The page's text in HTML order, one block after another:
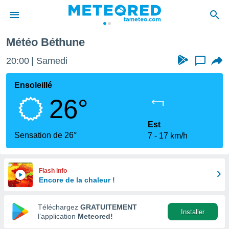
de
en
Météo Béthune
20:00 Samedi ...
Ensoleillé
26°
Sensation de 26°
Est
7
17 km/h
Flash info
Encore de la chaleur !
Téléchargez GRATUITEMENT
l’application Meteored!
Installer